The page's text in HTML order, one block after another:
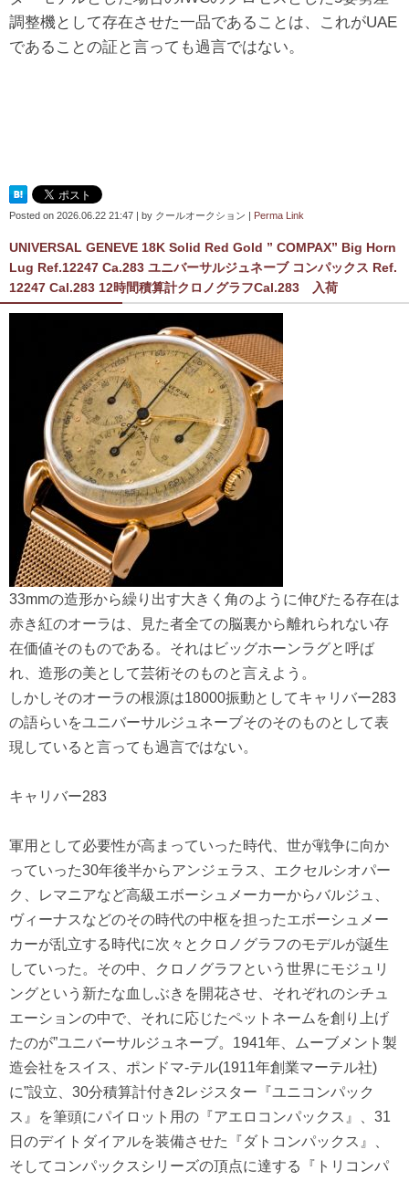
調整機として存在させた一品であることは、これがUAE
であることの証と言っても過言ではない。
Posted on 2026.06.22 21:47 | by クールオークション | Perma Link
UNIVERSAL GENEVE 18K Solid Red Gold ” COMPAX” Big Horn
Lug Ref.12247 Ca.283 ユニバーサルジュネーブ コンパックス Ref.
12247 Cal.283 12時間積算計クロノグラフCal.283 入荷
33mmの造形から繰り出す大きく角のように伸びたる存在は
赤き紅のオーラは、見た者全ての脳裏から離れられない存
在価値そのものである。それはビッグホーンラグと呼ば
れ、造形の美として芸術そのものと言えよう。
しかしそのオーラの根源は18000振動としてキャリバー283
の語らいをユニバーサルジュネーブそのそのものとして表
現していると言っても過言ではない。
キャリバー283
軍用として必要性が高まっていった時代、世が戦争に向か
っていった30年後半からアンジェラス、エクセルシオパー
ク、レマニアなど高級エボーシュメーカーからバルジュ、
ヴィーナスなどのその時代の中枢を担ったエボーシュメー
カーが乱立する時代に次々とクロノグラフのモデルが誕生
していった。その中、クロノグラフという世界にモジュリ
ングという新たな血しぶきを開花させ、それぞれのシチュ
エーションの中で、それに応じたペットネームを創り上げ
たのが”ユニバーサルジュネーブ。1941年、ムーブメント製
造会社をスイス、ポンドマ-テル(1911年創業マーテル社)
に”設立、30分積算計付き2レジスター『ユニコンパック
ス』を筆頭にパイロット用の『アエロコンパックス』、31
日のデイトダイアルを装備させた『ダトコンパックス』、
そしてコンパックスシリーズの頂点に達する『トリコンパ